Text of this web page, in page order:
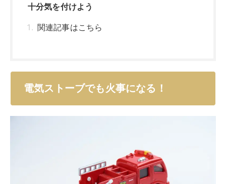
十分気を付けよう
関連記事はこちら
電気ストーブでも火事になる！